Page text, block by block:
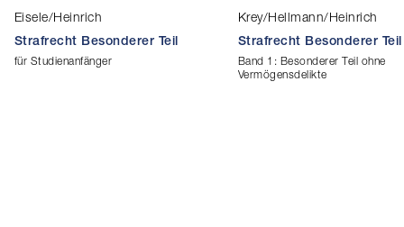
Eisele/Heinrich
Strafrecht Besonderer Teil
für Studienanfänger
Krey/Hellmann/Heinrich
Strafrecht Besonderer Teil
Band 1: Besonderer Teil ohne
Vermögensdelikte